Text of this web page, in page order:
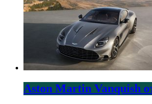
Aston Martin Vanquish